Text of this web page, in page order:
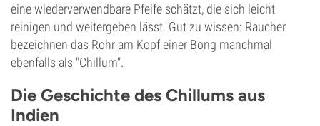
eine wiederverwendbare Pfeife schätzt, die sich leicht
reinigen und weitergeben lässt. Gut zu wissen: Raucher
bezeichnen das Rohr am Kopf einer Bong manchmal
ebenfalls als "Chillum".
Die Geschichte des Chillums aus
Indien